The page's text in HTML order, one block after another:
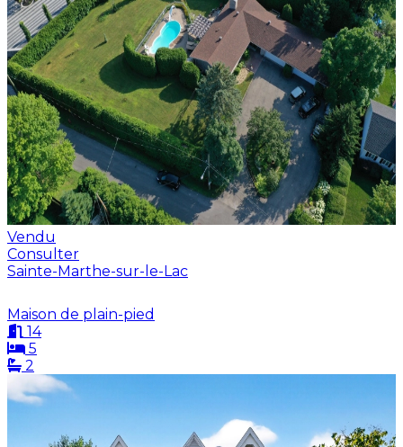
Vendu
Consulter
Sainte-Marthe-sur-le-Lac
Maison de plain-pied
14
5
2